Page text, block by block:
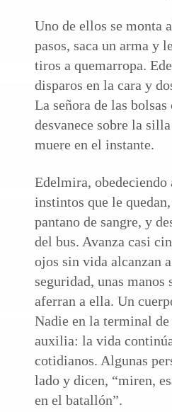
Uno de ellos se monta
pasos, saca un arma y
tiros a quemarropa.
disparos en la cara y
La señora de las
desvanece sobre la
muere en el instante.
Edelmira,
instintos que le
pantano de sangre, y
del bus. Avanza casi
ojos sin vida alcanzan
seguridad, unas manos
aferran a ella. Un
Nadie en la terminal
auxilia: la vida
cotidianos. Algunas
lado y dicen, “miren,
en el batallón”.